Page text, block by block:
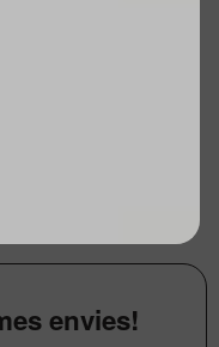
envies!